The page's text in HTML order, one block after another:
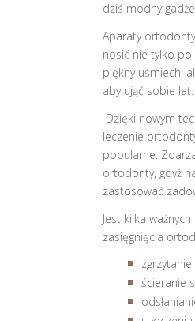
dziś modny
Aparaty
nosić nie tylko
piękny uśmiech,
aby ująć sobie lat.
Dzięki nowym
leczenie
popularne.
ortodonty, gdyż
zastosować
Jest kilka
zasięgnięcia
ścieranie